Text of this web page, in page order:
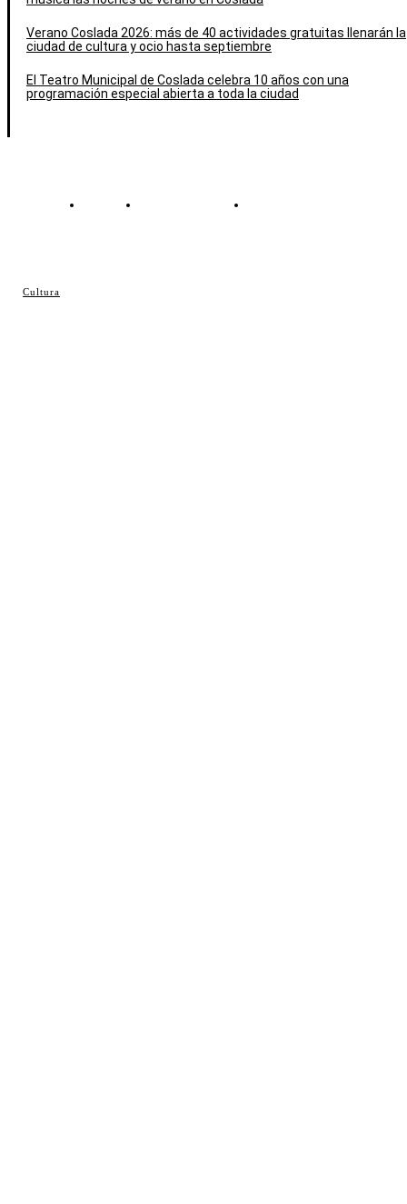
Cultura
Verano Coslada 2026: más de 40 actividades gratuitas llenarán la
ciudad de cultura y ocio hasta septiembre
El Teatro Municipal de Coslada celebra 10 años con una
programación especial abierta a toda la ciudad
Contacto Política de cookies